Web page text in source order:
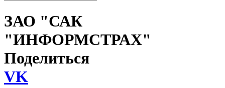
ЗАО "САК
"ИНФОРМСТРАХ"
Поделиться
VK